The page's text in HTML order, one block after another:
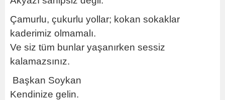
Çamurlu, çukurlu yollar; kokan sokaklar
kaderimiz olmamalı.
Ve siz tüm bunlar yaşanırken sessiz
kalamazsınız.
Başkan Soykan
Kendinize gelin.